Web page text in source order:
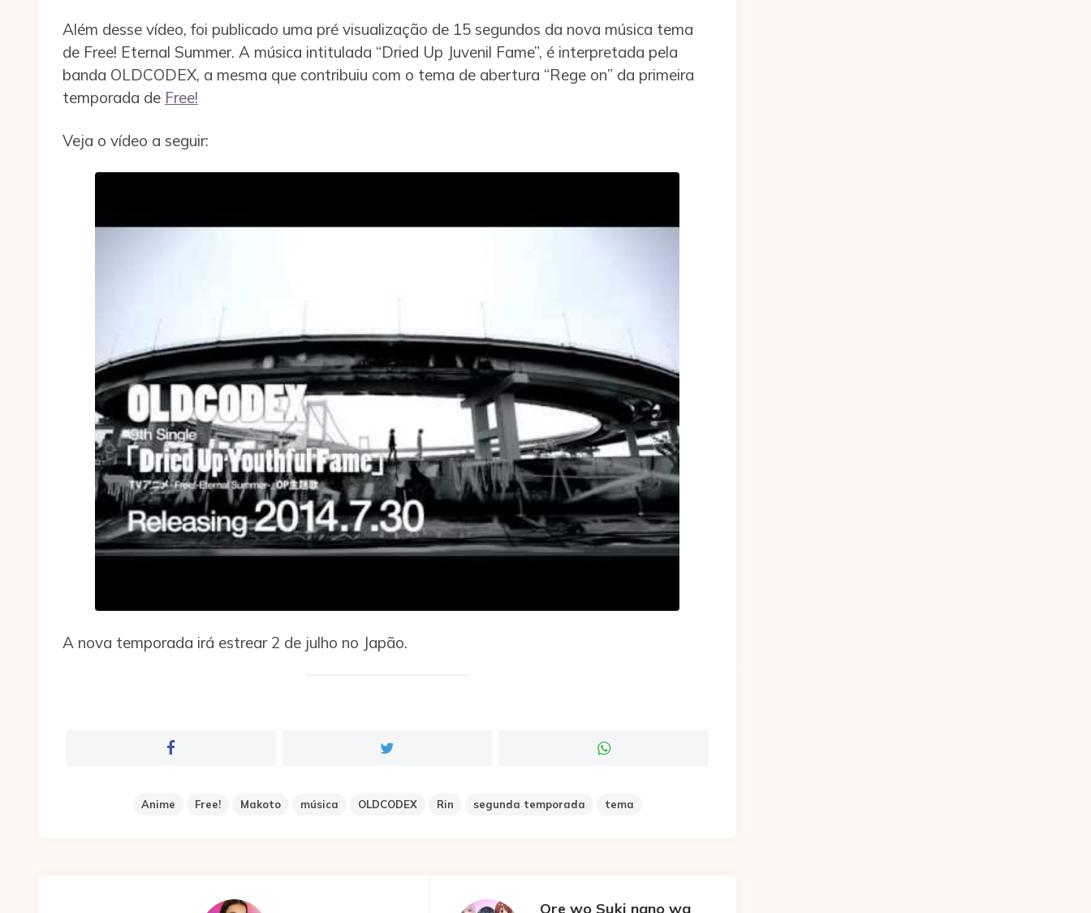
Além desse vídeo, foi publicado uma pré visualização de 15 segundos da nova música tema
de Free! Eternal Summer. A música intitulada “Dried Up Juvenil Fame”, é interpretada pela
banda OLDCODEX, a mesma que contribuiu com o tema de abertura “Rege on” da primeira
temporada de Free!
Veja o vídeo a seguir:
A nova temporada irá estrear 2 de julho no Japão.
Anime Free! Makoto música OLDCODEX Rin segunda temporada tema
Ore wo Suki nano wa